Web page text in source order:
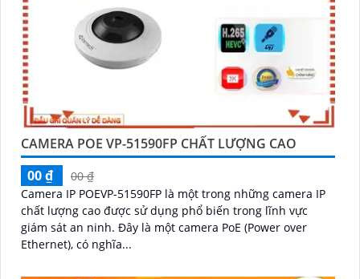
CAMERA POE VP-51590FP CHẤT LƯỢNG CAO
00 ₫
00 ₫
Camera IP POEVP-51590FP là một trong những camera IP
chất lượng cao được sử dụng phổ biến trong lĩnh vực
giám sát an ninh. Đây là một camera PoE (Power over
Ethernet), có nghĩa...